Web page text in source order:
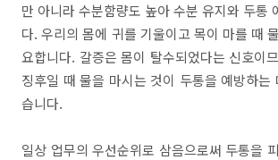
만 아니라 수분함량도 높아 수분 유지와 두통
다. 우리의 몸에 귀를 기울이고 목이 마를 때
요합니다. 갈증은 몸이 탈수되었다는 신호이
징후일 때 물을 마시는 것이 두통을 예방하는
습니다.
일상 업무의 우선순위로 삼음으로써 두통을